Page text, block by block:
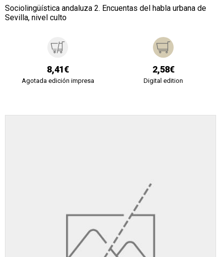
Sociolingüística andaluza 2. Encuentas del habla urbana de
Sevilla, nivel culto
8,41€
Agotada edición impresa
2,58€
Digital edition